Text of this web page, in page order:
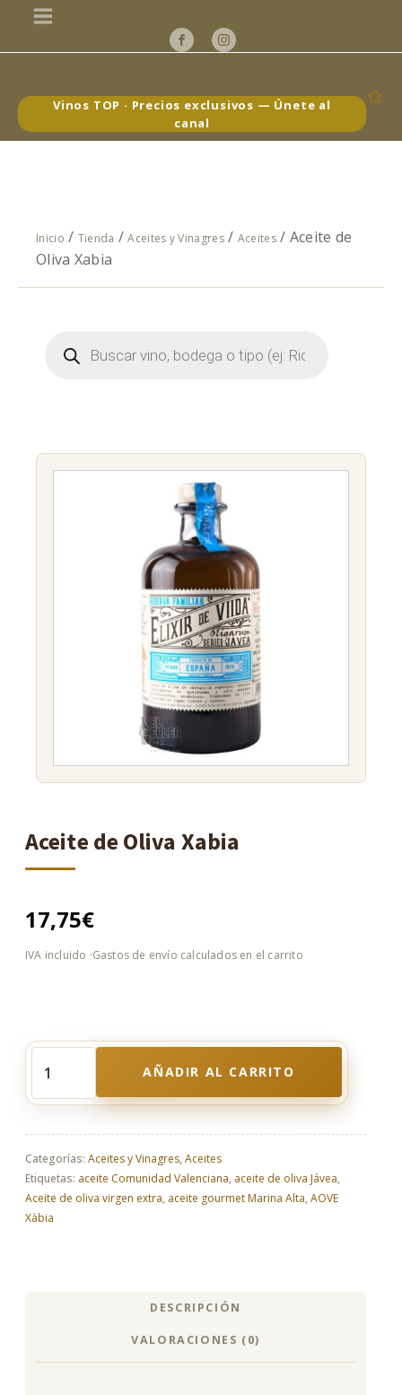
Vinos TOP · Precios exclusivos — Únete al
canal
Inicio / Tienda /Aceites y Vinagres/ Aceites/ Aceite de
Oliva Xabia
Búsqueda
Aceite de Oliva Xabia
17,75€
de
Xabia
cantidad
AÑADIR AL CARRITO
Categorías: Aceites y Vinagres,Aceites
Etiquetas: aceite Comunidad Valenciana, aceite de oliva Jávea,
Aceite de oliva virgen extra, aceite gourmet Marina Alta,AOVE
Xàbia
DESCRIPCIÓN
VALORACIONES (0)